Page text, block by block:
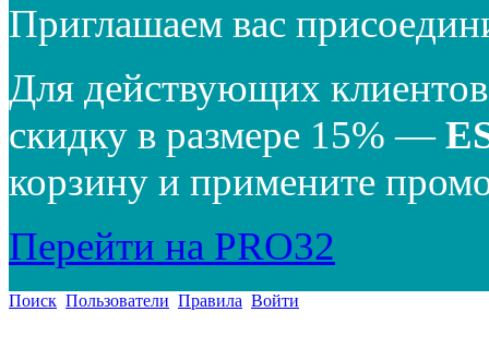
Приглашаем вас
Для действующих
скидку в размере 15% —
корзину и примените
Перейти на PRO32
Поиск Пользователи Правила Войти